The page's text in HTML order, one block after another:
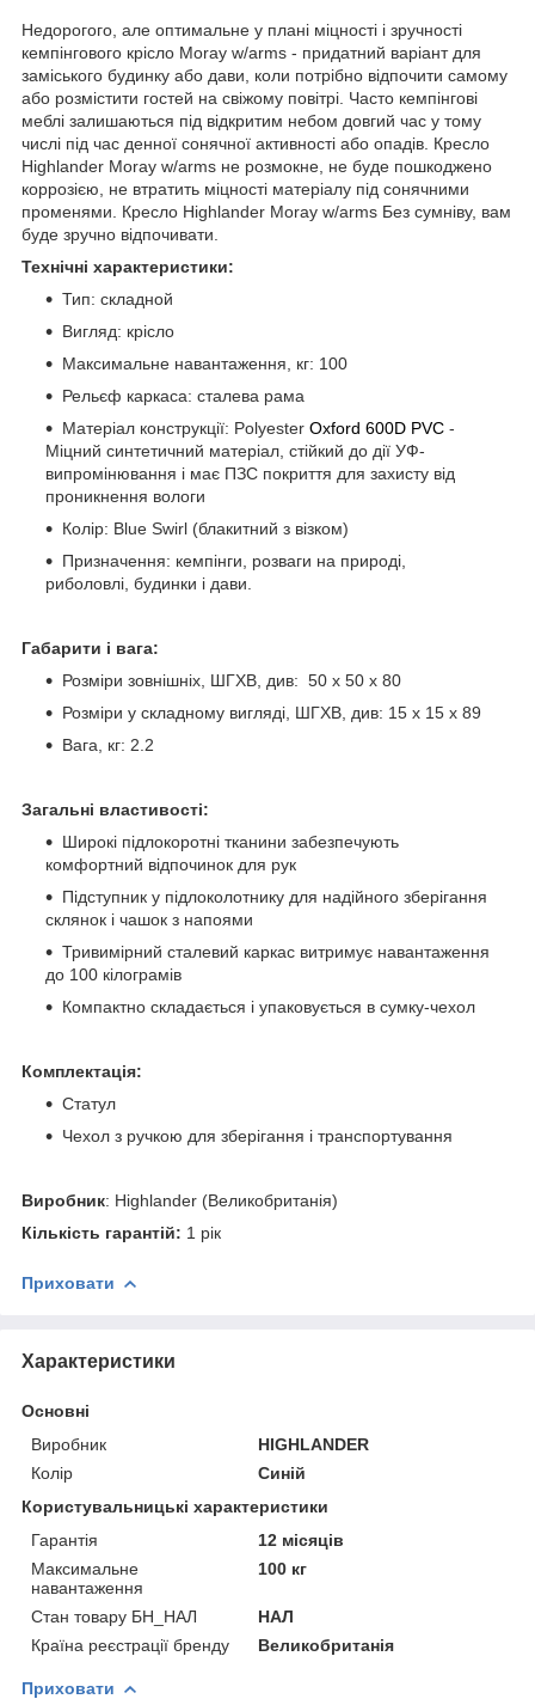
Недорогого, але оптимальне у плані міцності і зручності
кемпінгового крісло Moray w/arms - придатний варіант для
заміського будинку або дави, коли потрібно відпочити самому
або розмістити гостей на свіжому повітрі. Часто кемпінгові
меблі залишаються під відкритим небом довгий час у тому
числі під час денної сонячної активності або опадів. Кресло
Highlander Moray w/arms не розмокне, не буде пошкоджено
коррозією, не втратить міцності матеріалу під сонячними
променями. Кресло Highlander Moray w/arms Без сумніву, вам
буде зручно відпочивати.
Технічні характеристики:
Тип: складной
Вигляд: крісло
Максимальне навантаження, кг: 100
Рельєф каркаса: сталева рама
Матеріал конструкції: Polyester Oxford 600D PVC -
Міцний синтетичний матеріал, стійкий до дії УФ-
випромінювання і має ПЗC покриття для захисту від
проникнення вологи
Колір: Blue Swirl (блакитний з візком)
Призначення: кемпінги, розваги на природі,
риболовлі, будинки і дави.
Габарити і вага:
Розміри зовнішніх, ШГХВ, див: 50 х 50 х 80
Розміри у складному вигляді, ШГХВ, див: 15 х 15 х 89
Вага, кг: 2.2
Загальні властивості:
Широкі підлокоротні тканини забезпечують
комфортний відпочинок для рук
Підступник у підлоколотнику для надійного зберігання
склянок і чашок з напоями
Тривимірний сталевий каркас витримує навантаження
до 100 кілограмів
Компактно складається і упаковується в сумку-чехол
Комплектація:
Статул
Чехол з ручкою для зберігання і транспортування
Виробник: Highlander (Великобританія)
Кількість гарантій: 1 рік
Приховати
Характеристики
Основні
Виробник
HIGHLANDER
Колір
Синій
Користувальницькі характеристики
Гарантія
12 місяців
Максимальне
навантаження
100 кг
Стан товару БН_НАЛ
НАЛ
Країна реєстрації бренду
Великобританія
Приховати